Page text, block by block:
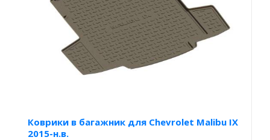
Коврики в багажник для Chevrolet Malibu IX
2015-н.в.